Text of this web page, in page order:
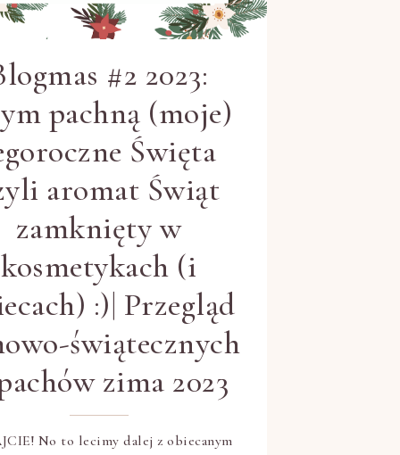
#2 2023:
pachną (moje)
Święta
aromat Świąt
zamknięty w
kosmetykach (i
:)| Przegląd
świątecznych
zima 2023
No to lecimy dalej z obiecanym